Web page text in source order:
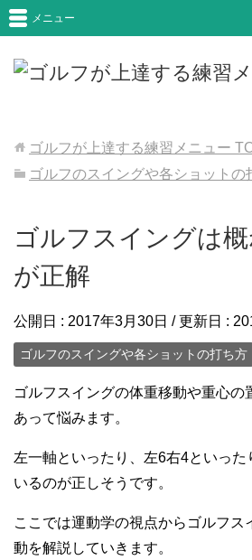
メニュー
ゴルフが上達する練習メニュー
ゴルフのスイングや各ショットの
ゴルフスイングは
が正解
公開日 : 2017年3月30日 / 更新日 :
ゴルフのスイングや各ショットの打ち方
ゴルフスイングの体重移動や重心の
あって悩みます。
左一軸といったり、左6右4といった
いるのが正しそうです。
ここでは運動学の視点からゴルフス
動を解説していきます。